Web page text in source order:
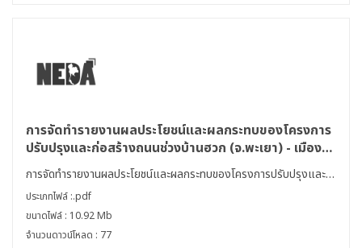
การจัดทำรายงานผลประโยชน์และผลกระทบของโครงการ
ปรับปรุงและก่อสร้างถนนช่วงบ้านฮวก (จ.พะเยา) - เมือง
คอบ - เมืองเชียงฮ่อน และเมืองคอบ - บ้านปากคอบ - บ้าน
ก้อนตื้น สปป.ลาว
การจัดทำรายงานผลประโยชน์และผลกระทบของโครงการปรับปรุงและ
ก่อสร้างถนนช่วงบ้านฮวก (จ.พะเยา) - เมืองคอบ - เมืองเชียงฮ่อน และ
เมืองคอบ - บ้านปากคอบ - บ้านก้อนตื้น สปป.ลาว
ประเภทไฟล์ :.pdf
ขนาดไฟล์ : 10.92 Mb
จำนวนดาวน์โหลด : 77